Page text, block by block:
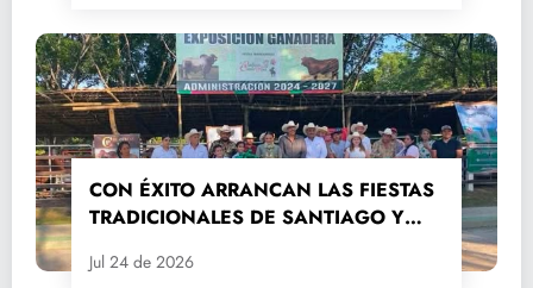
CON ÉXITO ARRANCAN LAS FIESTAS
TRADICIONALES DE SANTIAGO Y
Jul 24 de 2026